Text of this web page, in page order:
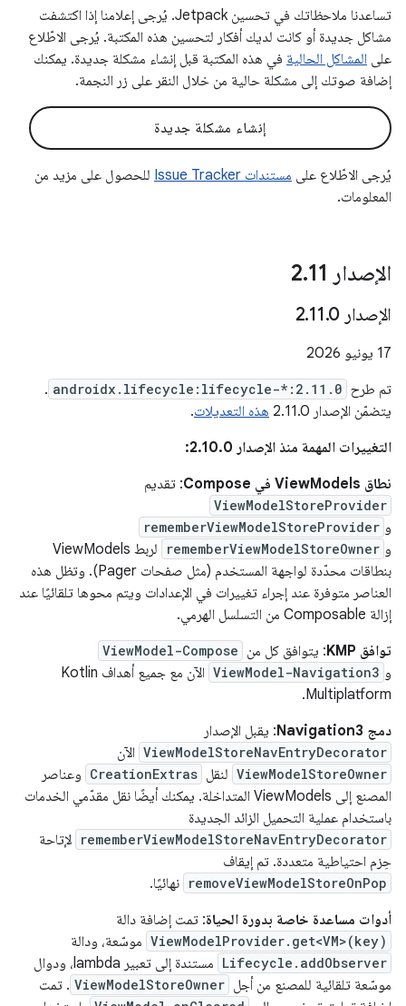
تساعدنا ملاحظاتك في تحسين Jetpack. يُرجى إعلامنا إذا اكتشفت
مشاكل جديدة أو كانت لديك أفكار لتحسين هذه المكتبة. يُرجى الاطّلاع
على المشاكل الحالية في هذه المكتبة قبل إنشاء مشكلة جديدة. يمكنك
إضافة صوتك إلى مشكلة حالية من خلال النقر على زر النجمة.
إنشاء مشكلة جديدة
يُرجى الاطّلاع على مستندات Issue Tracker
للحصول على مزيد من
المعلومات.
الإصدار 2 .11
الإصدار 2 .11.0
‫17 يونيو 2026
تم طرح androidx.lifecycle:lifecycle-*:2.11.0
.
يتضمّن الإصدار 2.11.0
هذه التعديلات.
التغييرات المهمة منذ الإصدار 2.10.0:
نطاق ViewModels في Compose
: تقديم
ViewModelStoreProvider
و rememberViewModelStoreProvider
و rememberViewModelStoreOwner
لربط ViewModels
بنطاقات محدّدة لواجهة المستخدم (مثل صفحات Pager). وتظل هذه
العناصر متوفرة عند إجراء تغييرات في الإعدادات ويتم محوها تلقائيًا عند
إزالة Composable من التسلسل الهرمي.
توافق KMP
: يتوافق كل من ViewModel-Compose
و ViewModel-Navigation3
الآن مع جميع أهداف Kotlin
Multiplatform.
دمج Navigation3
: يقبل الإصدار
ViewModelStoreNavEntryDecorator الآن
ViewModelStoreOwner لنقل CreationExtras وعناصر
المصنع إلى ViewModels المتداخلة. يمكنك أيضًا نقل مقدّمي الخدمات
باستخدام عملية التحميل الزائد الجديدة
rememberViewModelStoreNavEntryDecorator لإتاحة
حِزم احتياطية متعددة. تم إيقاف
removeViewModelStoreOnPop نهائيًا.
أدوات مساعدة خاصة بدورة الحياة: تمت إضافة دالة
ViewModelProvider.get<VM>(key) موسّعة، ودالة
Lifecycle.addObserver
مستندة إلى تعبير lambda، ودوال
موسّعة تلقائية للمصنع من أجل ViewModelStoreOwner . تمت